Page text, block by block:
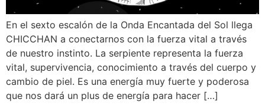
En el sexto escalón de la Onda Encantada del Sol llega
CHICCHAN a conectarnos con la fuerza vital a través
de nuestro instinto. La serpiente representa la fuerza
vital, supervivencia, conocimiento a través del cuerpo y
cambio de piel. Es una energía muy fuerte y poderosa
que nos dará un plus de energía para hacer […]